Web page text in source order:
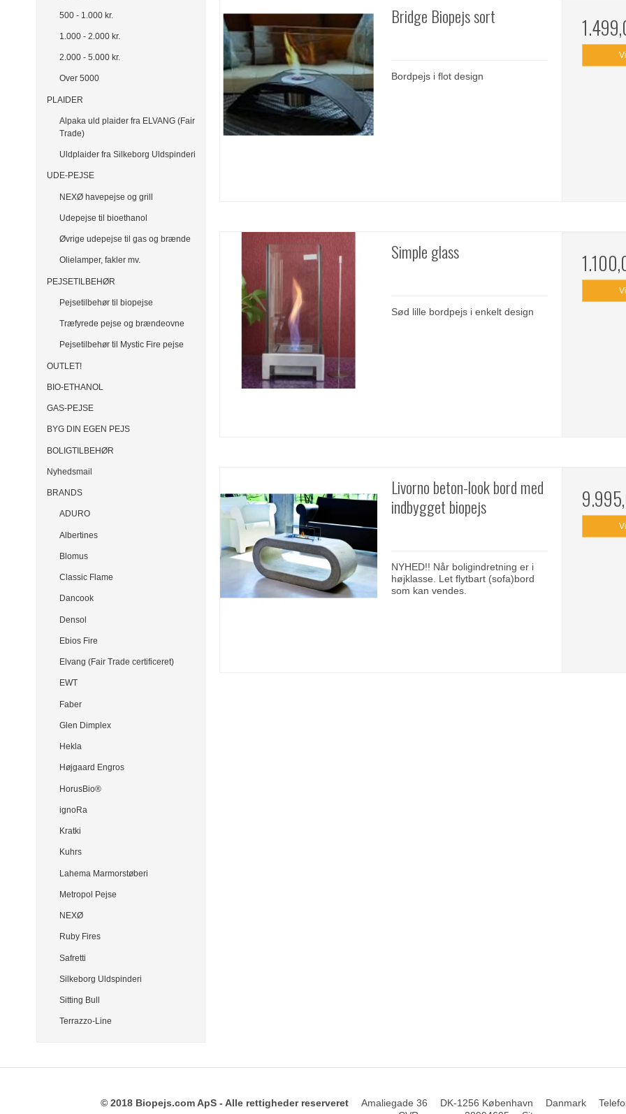
500 - 1.000 kr.
1.000 - 2.000 kr.
2.000 - 5.000 kr.
Over 5000
PLAIDER
Alpaka uld plaider fra ELVANG (Fair
Trade)
Uldplaider fra Silkeborg Uldspinderi
UDE-PEJSE
NEXØ havepejse og grill
Udepejse til bioethanol
Øvrige udepejse til gas og brænde
Olielamper, fakler mv.
PEJSETILBEHØR
Pejsetilbehør til biopejse
Træfyrede pejse og brændeovne
Pejsetilbehør til Mystic Fire pejse
OUTLET!
BIO-ETHANOL
GAS-PEJSE
BYG DIN EGEN PEJS
BOLIGTILBEHØR
Nyhedsmail
BRANDS
ADURO
Albertines
Blomus
Classic Flame
Dancook
Densol
Ebios Fire
Elvang (Fair Trade certificeret)
EWT
Faber
Glen Dimplex
Hekla
Højgaard Engros
HorusBio®
ignoRa
Kratki
Kuhrs
Lahema Marmorstøberi
Metropol Pejse
NEXØ
Ruby Fires
Safretti
Silkeborg Uldspinderi
Sitting Bull
Terrazzo-Line
Bridge Biopejs sort
Bordpejs i flot design
Simple glass
Sød lille bordpejs i enkelt design
Livorno beton-look bord med
indbygget biopejs
NYHED!! Når boligindretning er i
højklasse. Let flytbart (sofa)bord
som kan vendes.
© 2018 Biopejs.com ApS - Alle rettigheder reserveret Amaliegade 36 DK-1256 København Danmark